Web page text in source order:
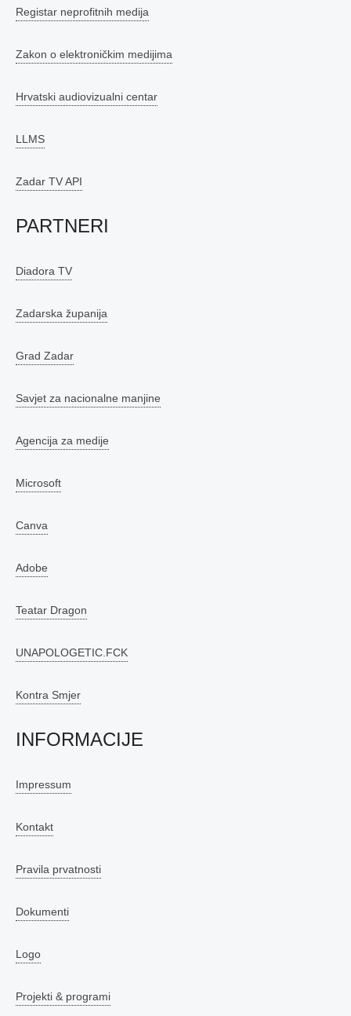
Registar neprofitnih medija
Zakon o elektroničkim medijima
Hrvatski audiovizualni centar
LLMS
Zadar TV API
PARTNERI
Diadora TV
Zadarska županija
Grad Zadar
Savjet za nacionalne manjine
Agencija za medije
Microsoft
Canva
Adobe
Teatar Dragon
UNAPOLOGETIC.FCK
Kontra Smjer
INFORMACIJE
Impressum
Kontakt
Pravila prvatnosti
Dokumenti
Logo
Projekti & programi